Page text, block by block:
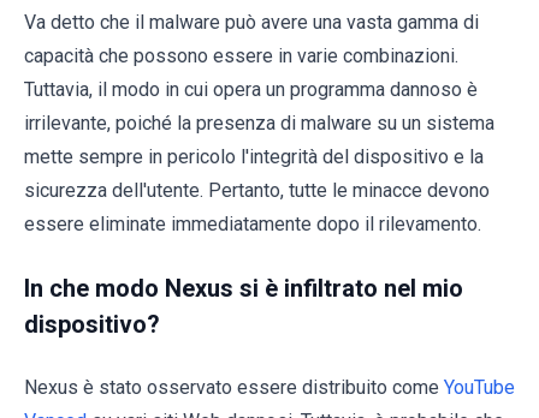
Va detto che il malware può avere una vasta gamma di
capacità che possono essere in varie combinazioni.
Tuttavia, il modo in cui opera un programma dannoso è
irrilevante, poiché la presenza di malware su un sistema
mette sempre in pericolo l'integrità del dispositivo e la
sicurezza dell'utente. Pertanto, tutte le minacce devono
essere eliminate immediatamente dopo il rilevamento.
In che modo Nexus si è infiltrato nel mio
dispositivo?
Nexus è stato osservato essere distribuito come YouTube